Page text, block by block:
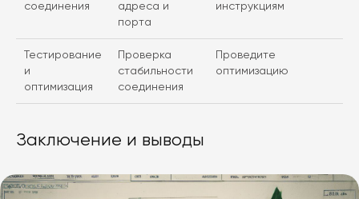
соединения
адреса и
порта
инструкциям
Тестирование
и
оптимизация
Проверка
стабильности
соединения
Проведите
оптимизацию
Заключение и выводы